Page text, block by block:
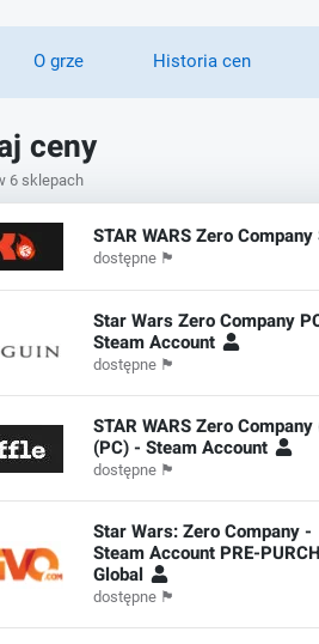
O grze Historia cen
ceny
6 sklepach
STAR WARS Zero
dostępne 🏴
Star Wars Zero Company
Steam Account
dostępne 🏴
STAR WARS Zero
(PC) - Steam Account
dostępne 🏴
Star Wars: Zero Company -
Steam Account PRE-
Global
dostępne 🏴